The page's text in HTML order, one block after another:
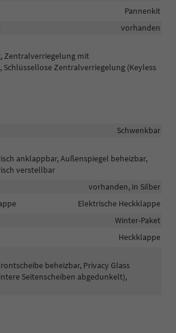
Pannenkit
vorhanden
Zentralverriegelung mit
Zentralverriegelung (Keyless
Schwenkbar
anklappbar, Außenspiegel beheizbar,
verstellbar
vorhanden, in Silber
Elektrische Heckklappe
Winter-Paket
Heckklappe
beheizbar, Privacy Glass
Seitenscheiben abgedunkelt),